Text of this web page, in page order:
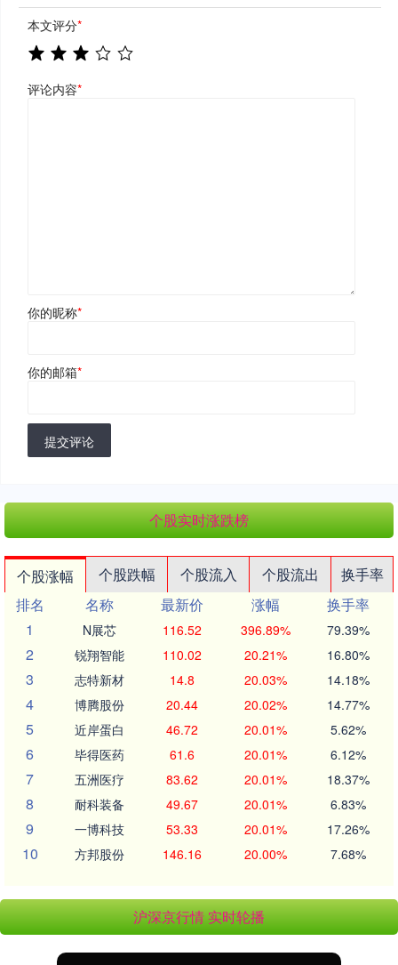
本文评分*
评论内容*
你的昵称*
你的邮箱*
提交评论
个股实时涨跌榜
个股涨幅 个股跌幅 个股流入 个股流出
换手率
排名
名称 最新价 涨幅
换手率
1
N展芯 116.52 396.89% 79.39%
2 锐翔智能 110.02 20.21% 16.80%
3 志特新材 14.8 20.03% 14.18%
4 博腾股份 20.44 20.02% 14.77%
5 近岸蛋白 46.72 20.01% 5.62%
6 毕得医药 61.6 20.01% 6.12%
7 五洲医疗 83.62 20.01% 18.37%
8 耐科装备 49.67 20.01% 6.83%
9 一博科技 53.33 20.01% 17.26%
10 方邦股份 146.16 20.00% 7.68%
沪深京行情 实时轮播